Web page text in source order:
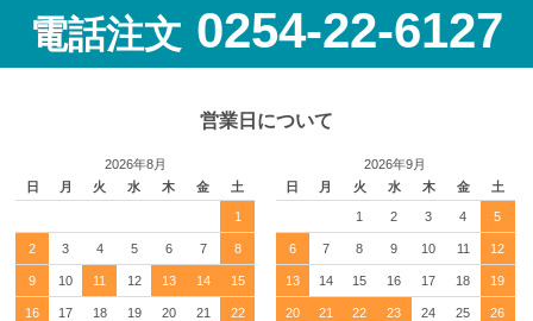
電話注文 0254-22-6127
営業日について
2026年8月
日
月 火 水 木 金 土
1
2 3 4 5 6 7 8
9 10 11 12 13 14 15
16 17 18 19 20 21 22
2026年9月
日
月 火 水 木 金 土
1 2 3 4 5
6 7 8 9 10 11 12
13 14 15 16 17 18 19
20 21 22 23 24 25 26